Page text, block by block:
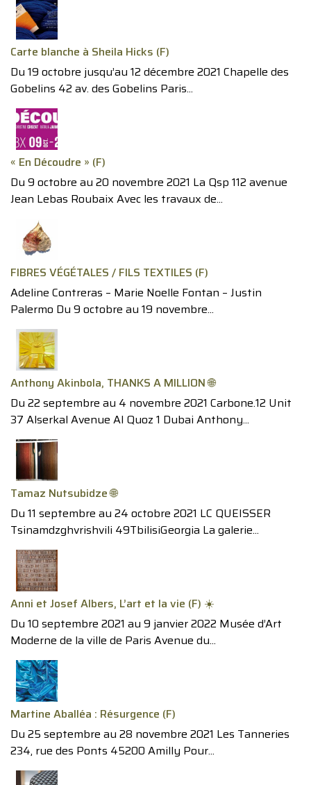
Carte blanche à Sheila Hicks (F)
Du 19 octobre jusqu’au 12 décembre 2021 Chapelle des
Gobelins 42 av. des Gobelins Paris...
« En Découdre » (F)
Du 9 octobre au 20 novembre 2021 La Qsp 112 avenue
Jean Lebas Roubaix Avec les travaux de...
FIBRES VÉGÉTALES / FILS TEXTILES (F)
Adeline Contreras – Marie Noelle Fontan – Justin
Palermo Du 9 octobre au 19 novembre...
Anthony Akinbola, THANKS A MILLION 🌐
Du 22 septembre au 4 novembre 2021 Carbone.12 Unit
37 Alserkal Avenue Al Quoz 1 Dubai Anthony...
Tamaz Nutsubidze 🌐
Du 11 septembre au 24 octobre 2021 LC QUEISSER
Tsinamdzghvrishvili 49TbilisiGeorgia La galerie...
Anni et Josef Albers, L’art et la vie (F) ☀️
Du 10 septembre 2021 au 9 janvier 2022 Musée d’Art
Moderne de la ville de Paris Avenue du...
Martine Aballéa : Résurgence (F)
Du 25 septembre au 28 novembre 2021 Les Tanneries
234, rue des Ponts 45200 Amilly Pour...